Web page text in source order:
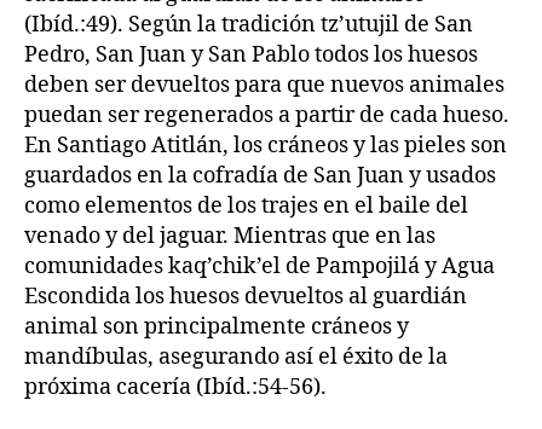
(Ibíd.:49). Según la tradición tz’utujil de San
Pedro, San Juan y San Pablo todos los huesos
deben ser devueltos para que nuevos animales
puedan ser regenerados a partir de cada hueso.
En Santiago Atitlán, los cráneos y las pieles son
guardados en la cofradía de San Juan y usados
como elementos de los trajes en el baile del
venado y del jaguar. Mientras que en las
comunidades kaq’chik’el de Pampojilá y Agua
Escondida los huesos devueltos al guardián
animal son principalmente cráneos y
mandíbulas, asegurando así el éxito de la
próxima cacería (Ibíd.:54-56).